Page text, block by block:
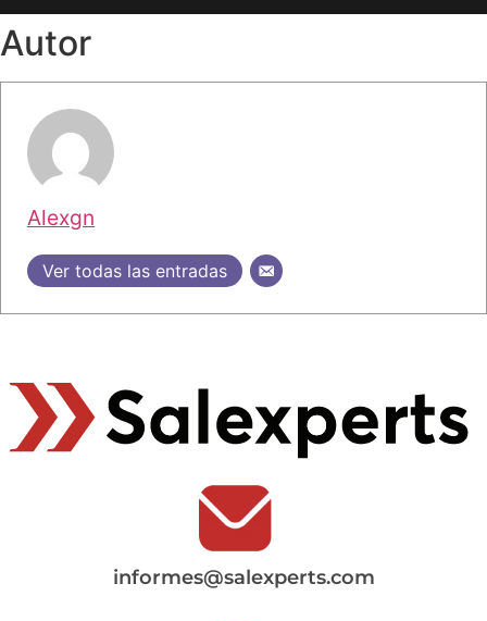
Autor
Alexgn
Ver todas las entradas
informes@salexperts.com